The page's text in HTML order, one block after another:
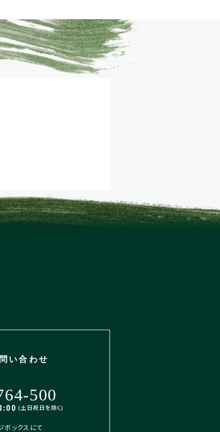
い合わせ
500
(土日祝日を除く)
ボックスにて